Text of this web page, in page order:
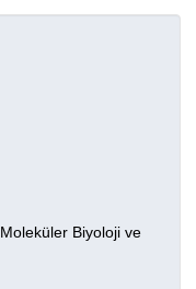
Biyoloji ve